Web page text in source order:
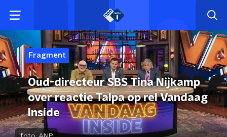
Fragment
Oud-directeur SBS Tina Nijkamp
over reactie Talpa op rel Vandaag
Inside